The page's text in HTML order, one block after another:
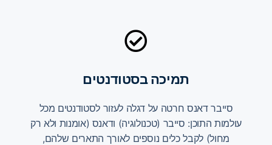
תמיכה בסטודנטים
סייבר דאנס חרטה על דגלה לעזור לסטודנטים מכל
עולמות התוכן: סייבר (טכנולוגיה) ודאנס (אומנות ולא רק
מחול) לקבל כלים נוספים לאורך התארים שלהם,